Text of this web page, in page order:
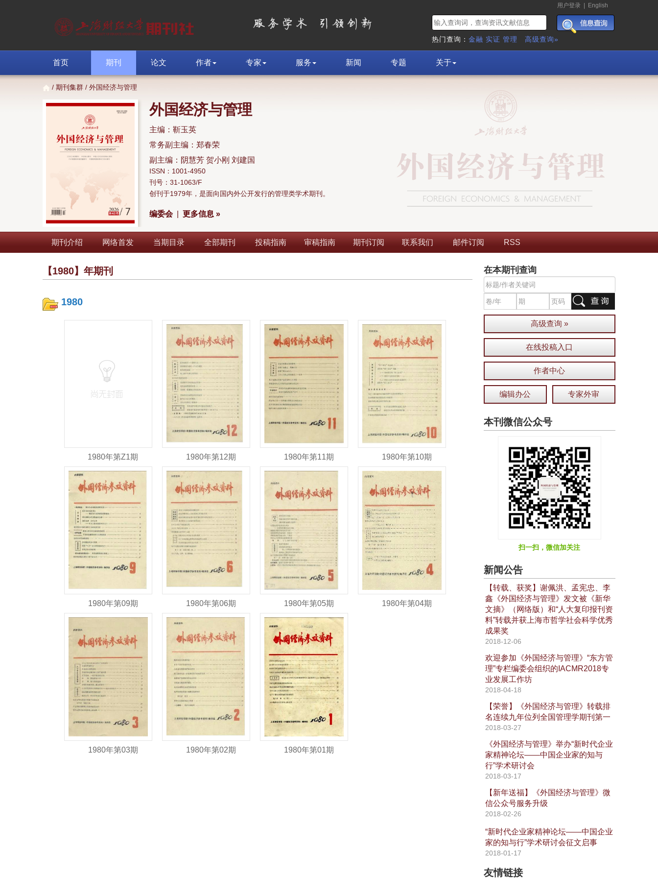
用户登录 English
热门查询： 金融 实证 管理 高级查询»
首页 期刊 论文 作者 专家 服务 新闻 专题 关于
/ 期刊集群 / 外国经济与管理
外国经济与管理
主编：靳玉英
常务副主编：郑春荣
副主编：阴慧芳 贺小刚 刘建国
ISSN：1001-4950
刊号：31-1063/F
创刊于1979年，是面向国内外公开发行的管理类学术期刊。
编委会| 更多信息 »
期刊介绍 网络首发 当期目录 全部期刊 投稿指南 审稿指南 期刊订阅 联系我们 邮件订阅 RSS
【1980】年期刊
1980
1980年第Z1期 1980年第12期 1980年第11期 1980年第10期
1980年第09期 1980年第06期 1980年第05期 1980年第04期
1980年第03期 1980年第02期 1980年第01期
在本期刊查询
高级查询 »
在线投稿入口
作者中心
编辑办公 专家外审
本刊微信公众号
扫一扫，微信加关注
新闻公告
【转载、获奖】谢佩洪、孟宪忠、李
鑫《外国经济与管理》发文被《新华
文摘》（网络版）和“人大复印报刊资
料”转载并获上海市哲学社会科学优秀
成果奖
2018-12-06
欢迎参加《外国经济与管理》“东方管
理”专栏编委会组织的IACMR2018专
业发展工作坊
2018-04-18
【荣誉】《外国经济与管理》转载排
名连续九年位列全国管理学期刊第一
2018-03-27
《外国经济与管理》举办“新时代企业
家精神论坛——中国企业家的知与
行”学术研讨会
2018-03-17
【新年送福】《外国经济与管理》微
信公众号服务升级
2018-02-26
“新时代企业家精神论坛——中国企业
家的知与行”学术研讨会征文启事
2018-01-17
友情链接